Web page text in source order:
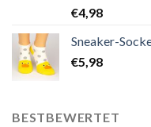
von 5
€4,98
Sneaker-
€5,98
BESTBEWERTET